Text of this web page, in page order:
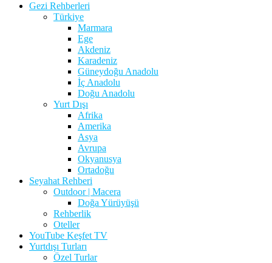
Gezi Rehberleri
Türkiye
Marmara
Ege
Akdeniz
Karadeniz
Güneydoğu Anadolu
İç Anadolu
Doğu Anadolu
Yurt Dışı
Afrika
Amerika
Asya
Avrupa
Okyanusya
Ortadoğu
Seyahat Rehberi
Outdoor | Macera
Doğa Yürüyüşü
Rehberlik
Oteller
YouTube Keşfet TV
Yurtdışı Turları
Özel Turlar